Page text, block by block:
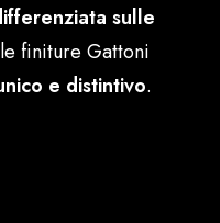
sulle
finiture Gattoni
e distintivo.